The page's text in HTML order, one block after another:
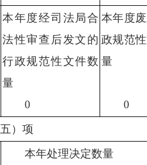
本年度经司法局合
法性审查后发文的
行政规范性文件数
量
0
本年度
政规范
量
0
）项
本年处理决定数量